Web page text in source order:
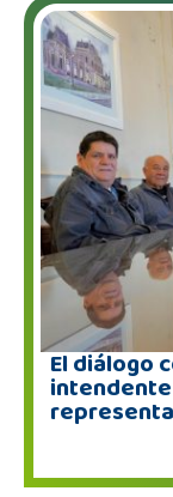
El diálogo